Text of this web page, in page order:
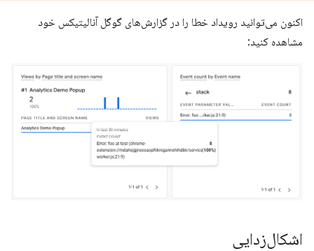
اکنون می‌توانید رویداد خطا را در گزارش‌های گوگل آنالیتیکس خود
مشاهده کنید:
اشکال‌زدایی